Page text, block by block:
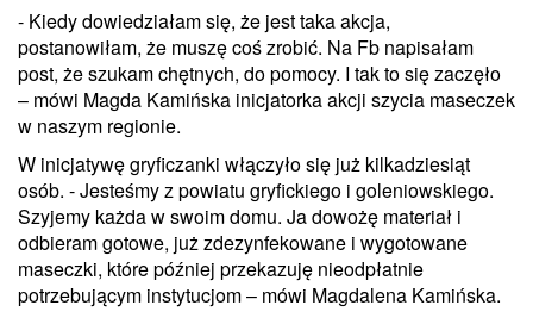
- Kiedy dowiedziałam się, że jest taka akcja,
postanowiłam, że muszę coś zrobić. Na Fb napisałam
post, że szukam chętnych, do pomocy. I tak to się zaczęło
– mówi Magda Kamińska inicjatorka akcji szycia maseczek
w naszym regionie.
W inicjatywę gryficzanki włączyło się już kilkadziesiąt
osób. - Jesteśmy z powiatu gryfickiego i goleniowskiego.
Szyjemy każda w swoim domu. Ja dowożę materiał i
odbieram gotowe, już zdezynfekowane i wygotowane
maseczki, które później przekazuję nieodpłatnie
potrzebującym instytucjom – mówi Magdalena Kamińska.